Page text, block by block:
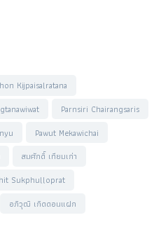
Kijpaisalratana
Parnsiri Chairangsaris
Pawut Mekawichai
สมศักดิ์ เทียมเก่า
Sukphulloprat
อภิวุฒิ เกิดดอนแฝก